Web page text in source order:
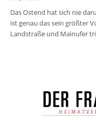
Das Ostend hat sich nie
ist genau das sein größter
Landstraße und Mainufer